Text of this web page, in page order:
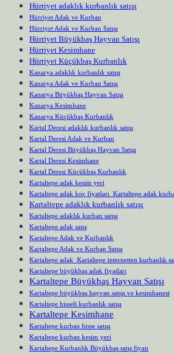
Hürriyet adaklık kurbanlık satışı
Hürriyet Adak ve Kurban
Hürriyet Adak ve Kurban Satışı
Hürriyet Büyükbaş Hayvan Satışı
Hürriyet Kesimhane
Hürriyet Küçükbaş Kurbanlık
Kanarya adaklık kurbanlık satışı
Kanarya Adak ve Kurban Satışı
Kanarya Büyükbaş Hayvan Satışı
Kanarya Kesimhane
Kanarya Küçükbaş Kurbanlık
Kartal Deresi adaklık kurbanlık satışı
Kartal Deresi Adak ve Kurban
Kartal Deresi Büyükbaş Hayvan Satışı
Kartal Deresi Kesimhane
Kartal Deresi Küçükbaş Kurbanlık
Kartaltepe adak kesim yeri
Kartaltepe adak koç fiyatları Kartaltepe adak
Kartaltepe adaklık kurbanlık satışı
Kartaltepe adaklık kurban satışı
Kartaltepe adak satış
Kartaltepe Adak ve Kurbanlık
Kartaltepe Adak ve Kurban Satışı
Kartaltepe adak Kartaltepe internetten kurbanlık
Kartaltepe büyükbaş adak fiyatları
Kartaltepe Büyükbaş Hayvan Satışı
Kartaltepe büyükbaş hayvan satışı ve kesimhanesi
Kartaltepe hisseli kurbanlık satışı
Kartaltepe Kesimhane
Kartaltepe kurban hisse satışı
Kartaltepe kurban kesim yeri
Kartaltepe Kurbanlık Büyükbaş satış fiyatı